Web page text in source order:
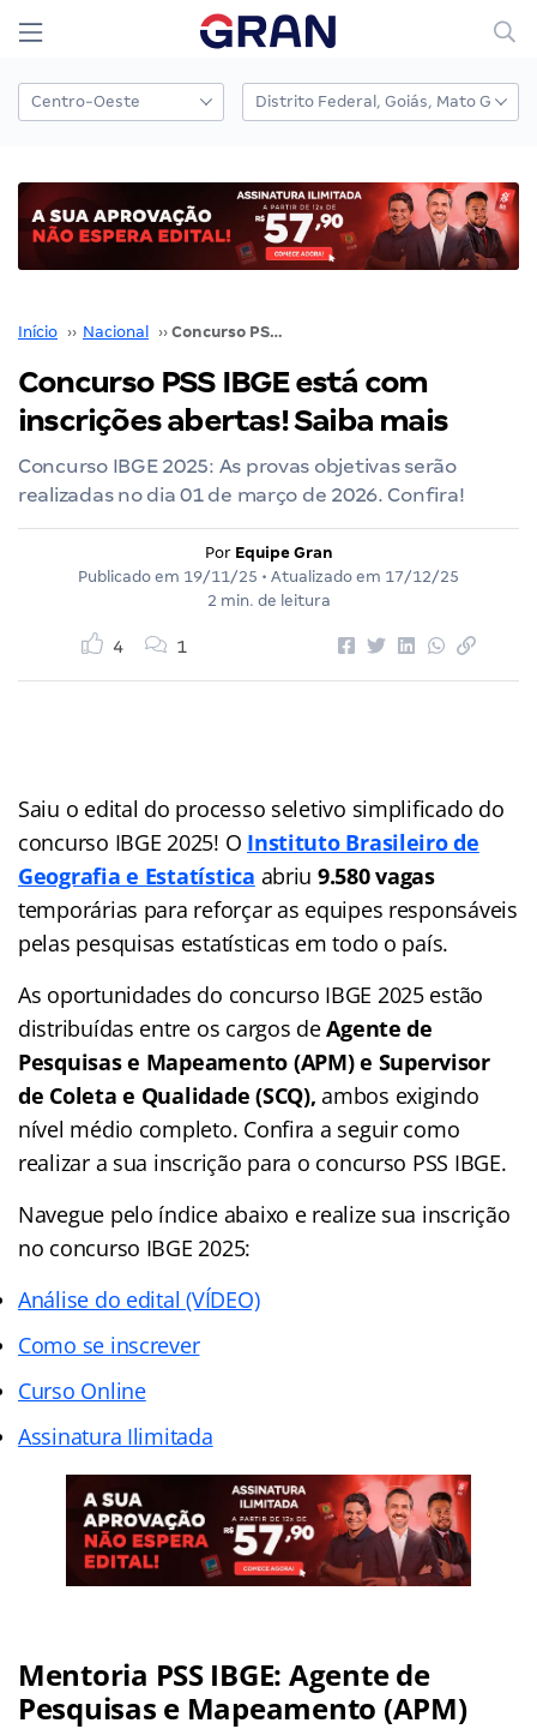
Início ›› Nacional ›› Concurso PSS IBGE está com inscrições abertas! Saiba mais
Concurso PSS IBGE está com
inscrições abertas! Saiba mais
Concurso IBGE 2025: As provas objetivas serão
realizadas no dia 01 de março de 2026. Confira!
Por Equipe Gran
Publicado em 19/11/25 • Atualizado em 17/12/25
2 min. de leitura
4 1
Saiu o edital do processo seletivo simplificado do
concurso IBGE 2025! O Instituto Brasileiro de
Geografia e Estatística abriu 9.580 vagas
temporárias para reforçar as equipes responsáveis
pelas pesquisas estatísticas em todo o país.
As oportunidades do concurso IBGE 2025 estão
distribuídas entre os cargos deAgente de
Pesquisas e Mapeamento (APM) e Supervisor
de Coleta e Qualidade (SCQ), ambos exigindo
nível médio completo. Confira a seguir como
realizar a sua inscrição para o concurso PSS IBGE.
Navegue pelo índice abaixo e realize sua inscrição
no concurso IBGE 2025:
Análise do edital (VÍDEO)
Como se inscrever
Curso Online
Assinatura Ilimitada
Mentoria PSS IBGE: Agente de
Pesquisas e Mapeamento (APM)